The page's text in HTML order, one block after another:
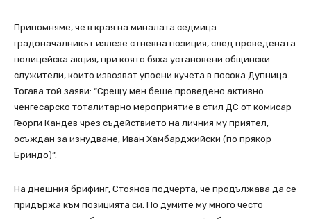
Припомняме, че в края на миналата седмица
градоначалникът излезе с гневна позиция, след проведената
полицейска акция, при която бяха установени общински
служители, които извозват упоени кучета в посока Дупница.
Тогава той заяви: “Срещу мен беше проведено активно
ченгесарско тоталитарно мероприятие в стил ДС от комисар
Георги Кандев чрез съдействието на личния му приятел,
осъждан за изнудване, Иван Хамбарджийски (по прякор
Бриндо)“.
На днешния брифинг, Стоянов подчерта, че продължава да се
придържа към позицията си. По думите му много често